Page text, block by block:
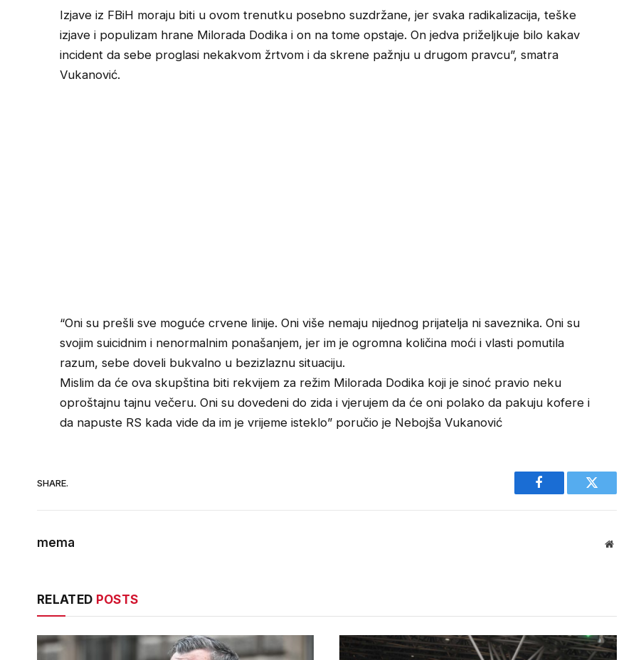
Izjave iz FBiH moraju biti u ovom trenutku posebno suzdržane, jer svaka radikalizacija, teške
izjave i populizam hrane Milorada Dodika i on na tome opstaje. On jedva priželjkuje bilo kakav
incident da sebe proglasi nekakvom žrtvom i da skrene pažnju u drugom pravcu”, smatra
Vukanović.
“Oni su prešli sve moguće crvene linije. Oni više nemaju nijednog prijatelja ni saveznika. Oni su
svojim suicidnim i nenormalnim ponašanjem, jer im je ogromna količina moći i vlasti pomutila
razum, sebe doveli bukvalno u bezizlaznu situaciju.
Mislim da će ova skupština biti rekvijem za režim Milorada Dodika koji je sinoć pravio neku
oproštajnu tajnu večeru. Oni su dovedeni do zida i vjerujem da će oni polako da pakuju kofere i
da napuste RS kada vide da im je vrijeme isteklo” poručio je Nebojša Vukanović
SHARE.
Facebook Twitter
mema Website
RELATED POSTS